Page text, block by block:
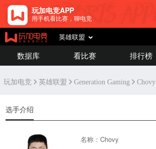
玩加电竞APP
用手机看比赛，聊电竞
英雄联盟
数据库 看比赛 排行榜
玩加电竞 英雄联盟 Generation Gaming Chovy
选手介绍
名称：Chovy